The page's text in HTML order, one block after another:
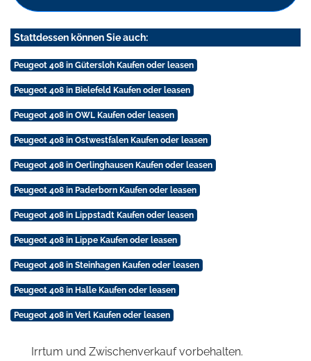
Stattdessen können Sie auch:
Peugeot 408 in Gütersloh Kaufen oder leasen
Peugeot 408 in Bielefeld Kaufen oder leasen
Peugeot 408 in OWL Kaufen oder leasen
Peugeot 408 in Ostwestfalen Kaufen oder leasen
Peugeot 408 in Oerlinghausen Kaufen oder leasen
Peugeot 408 in Paderborn Kaufen oder leasen
Peugeot 408 in Lippstadt Kaufen oder leasen
Peugeot 408 in Lippe Kaufen oder leasen
Peugeot 408 in Steinhagen Kaufen oder leasen
Peugeot 408 in Halle Kaufen oder leasen
Peugeot 408 in Verl Kaufen oder leasen
Irrtum und Zwischenverkauf vorbehalten.